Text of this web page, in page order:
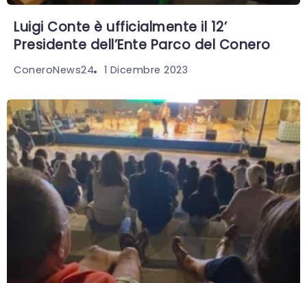
Luigi Conte è ufficialmente il 12’
Presidente dell’Ente Parco del Conero
ConeroNews24 1 Dicembre 2023